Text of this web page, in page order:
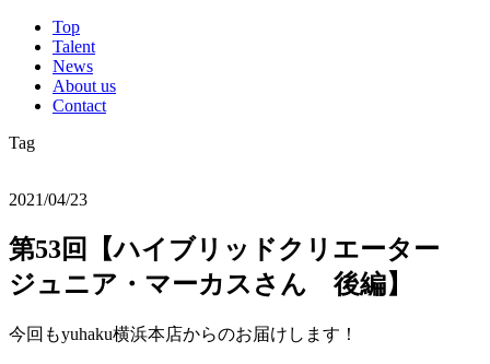
Top
Talent
News
About us
Contact
Tag
2021/04/23
第53回【ハイブリッドクリエーター
ジュニア・マーカスさん 後編】
今回もyuhaku横浜本店からのお届けします！